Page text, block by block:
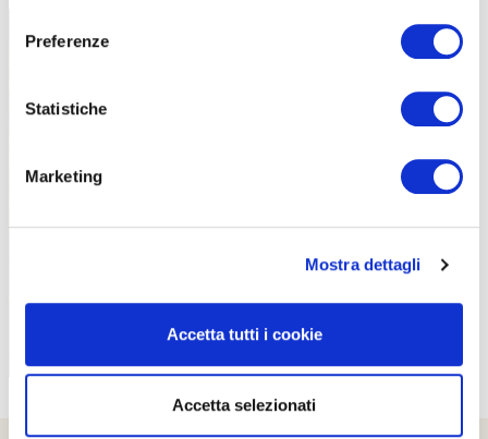
Preferenze
Statistiche
Marketing
Mostra dettagli
Accetta tutti i cookie
Accetta selezionati